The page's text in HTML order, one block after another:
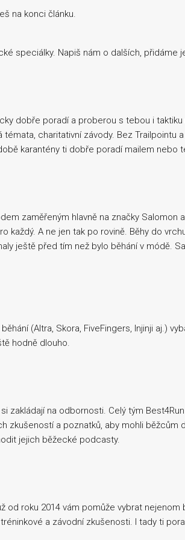
na konci článku.
speciálky. Napiš nám o dalších, přidáme
dobře poradí a proberou s tebou i
témata, charitativní závody. Bez Trailpointu
karantény ti dobře poradí mailem nebo
zaměřeným hlavně na značky Salomon
každý. A ne jen tak po rovině. Běhy do
ještě před tím než bylo běhání v módě.
(Altra, Skora, FiveFingers, Injinji aj.)
hodně dlouho.
zakládají na odbornosti. Celý tým
zkušeností a poznatků, aby mohli běžcům
jejich běžecké podcasty.
od roku 2014 vám pomůže vybrat nejenom
a závodní zkušenosti. I tady ti